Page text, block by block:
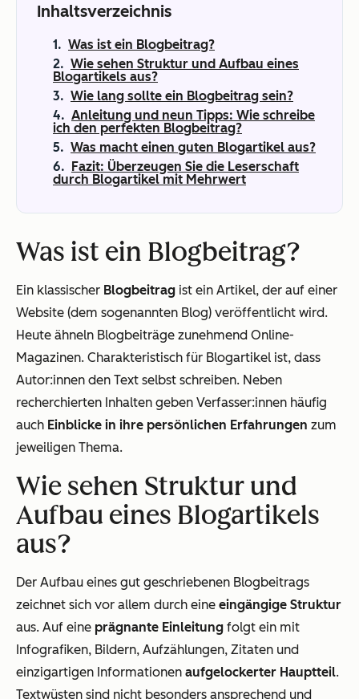
Inhaltsverzeichnis
Was ist ein Blogbeitrag?
Wie sehen Struktur und Aufbau eines
Blogartikels aus?
Wie lang sollte ein Blogbeitrag sein?
Anleitung und neun Tipps: Wie schreibe
ich den perfekten Blogbeitrag?
Was macht einen guten Blogartikel aus?
Fazit: Überzeugen Sie die Leserschaft
durch Blogartikel mit Mehrwert
Was ist ein Blogbeitrag?
Ein klassischer Blogbeitrag ist ein Artikel, der auf einer
Website (dem sogenannten Blog) veröffentlicht wird.
Heute ähneln Blogbeiträge zunehmend Online-
Magazinen. Charakteristisch für Blogartikel ist, dass
Autor:innen den Text selbst schreiben. Neben
recherchierten Inhalten geben Verfasser:innen häufig
auch Einblicke in ihre persönlichen Erfahrungen zum
jeweiligen Thema.
Wie sehen Struktur und
Aufbau eines Blogartikels
aus?
Der Aufbau eines gut geschriebenen Blogbeitrags
zeichnet sich vor allem durch eine eingängige Struktur
aus. Auf eine prägnante Einleitung folgt ein mit
Infografiken, Bildern, Aufzählungen, Zitaten und
einzigartigen Informationen aufgelockerter Hauptteil.
Textwüsten sind nicht besonders ansprechend und